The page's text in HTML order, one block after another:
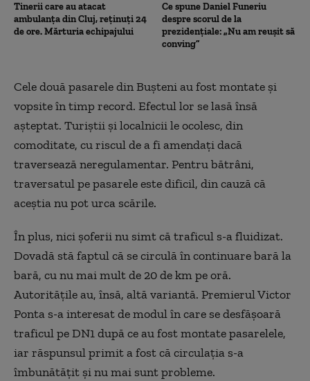
Tinerii care au atacat
ambulanța din Cluj, reținuți 24
de ore. Mărturia echipajului
Ce spune Daniel Funeriu
despre scorul de la
prezidențiale: „Nu am reușit să
conving”
Cele două pasarele din Buşteni au fost montate şi
vopsite în timp record. Efectul lor se lasă însă
aşteptat. Turiştii şi localnicii le ocolesc, din
comoditate, cu riscul de a fi amendaţi dacă
traversează neregulamentar. Pentru bătrâni,
traversatul pe pasarele este dificil, din cauză că
aceştia nu pot urca scările.
În plus, nici şoferii nu simt că traficul s-a fluidizat.
Dovadă stă faptul că se circulă în continuare bară la
bară, cu nu mai mult de 20 de km pe oră.
Autorităţile au, însă, altă variantă. Premierul Victor
Ponta s-a interesat de modul în care se desfăşoară
traficul pe DN1 după ce au fost montate pasarelele,
iar răspunsul primit a fost că circulaţia s-a
îmbunătăţit şi nu mai sunt probleme.